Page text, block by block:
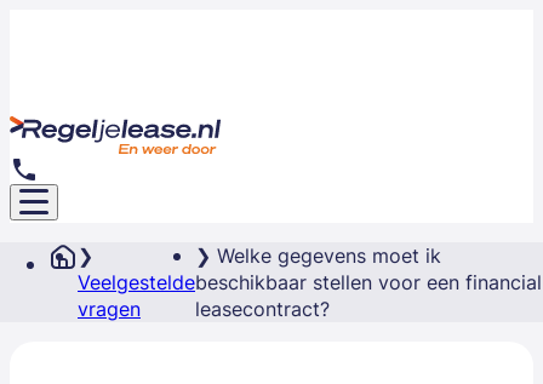
Veelgestelde
vragen
Welke gegevens moet ik
beschikbaar stellen voor een financial
leasecontract?